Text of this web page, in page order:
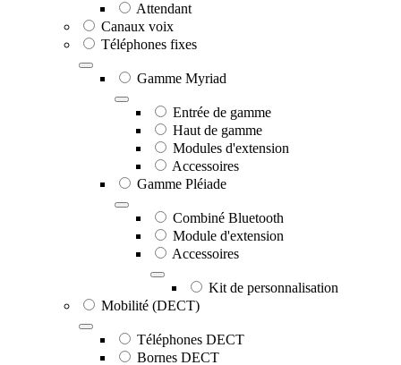
Attendant
Canaux voix
Téléphones fixes
Gamme Myriad
Entrée de gamme
Haut de gamme
Modules d'extension
Accessoires
Gamme Pléiade
Combiné Bluetooth
Module d'extension
Accessoires
Kit de personnalisation
Mobilité (DECT)
Téléphones DECT
Bornes DECT